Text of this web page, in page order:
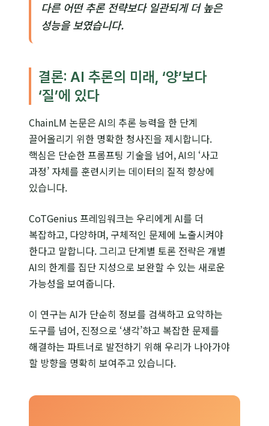
다른 어떤 추론 전략보다 일관되게 더 높은
성능을 보였습니다.
결론: AI 추론의 미래, ‘양’보다
‘질’에 있다
ChainLM 논문은 AI의 추론 능력을 한 단계
끌어올리기 위한 명확한 청사진을 제시합니다.
핵심은 단순한 프롬프팅 기술을 넘어, AI의 ‘사고
과정’ 자체를 훈련시키는 데이터의 질적 향상에
있습니다.
CoTGenius 프레임워크는 우리에게 AI를 더
복잡하고, 다양하며, 구체적인 문제에 노출시켜야
한다고 말합니다. 그리고 단계별 토론 전략은 개별
AI의 한계를 집단 지성으로 보완할 수 있는 새로운
가능성을 보여줍니다.
이 연구는 AI가 단순히 정보를 검색하고 요약하는
도구를 넘어, 진정으로 ‘생각’하고 복잡한 문제를
해결하는 파트너로 발전하기 위해 우리가 나아가야
할 방향을 명확히 보여주고 있습니다.